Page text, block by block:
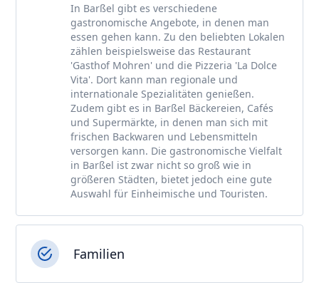
In Barßel gibt es verschiedene
gastronomische Angebote, in denen man
essen gehen kann. Zu den beliebten Lokalen
zählen beispielsweise das Restaurant
'Gasthof Mohren' und die Pizzeria 'La Dolce
Vita'. Dort kann man regionale und
internationale Spezialitäten genießen.
Zudem gibt es in Barßel Bäckereien, Cafés
und Supermärkte, in denen man sich mit
frischen Backwaren und Lebensmitteln
versorgen kann. Die gastronomische Vielfalt
in Barßel ist zwar nicht so groß wie in
größeren Städten, bietet jedoch eine gute
Auswahl für Einheimische und Touristen.
Familien